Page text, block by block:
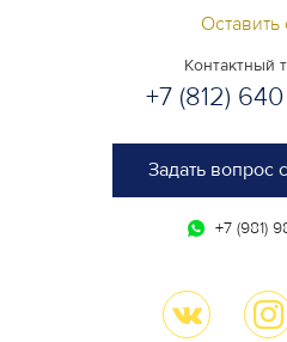
Оставить
Контактный
+7 (812)
Задать вопрос
+7 (981)